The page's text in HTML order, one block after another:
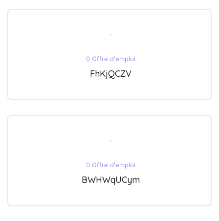
0 Offre d'emploi
FhKjQCZV
0 Offre d'emploi
BWHWqUCym